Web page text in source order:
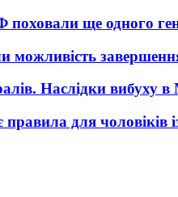
поховали ще одного
Наслідки вибуху в
для чоловіків